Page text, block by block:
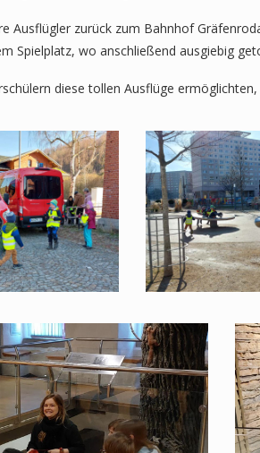
Ausflügler zurück zum Bahnhof
Spielplatz, wo anschließend ausgiebig
diese tollen Ausflüge ermöglichten,